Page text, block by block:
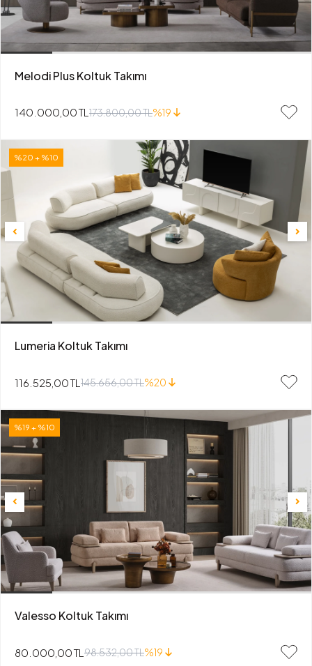
Melodi Plus Koltuk Takımı
140.000,00 TL 173.800,00 TL%19
%20 + %10
Lumeria Koltuk Takımı
116.525,00 TL 145.656,00 TL%20
%19 + %10
Valesso Koltuk Takımı
80.000,00 TL 98.532,00 TL%19